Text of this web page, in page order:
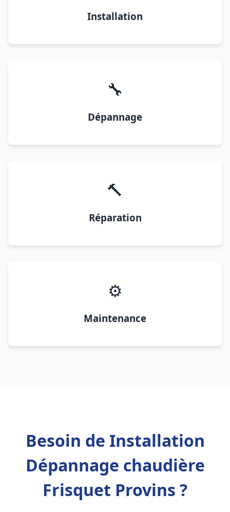
Installation
🔧
Dépannage
🔨
Réparation
⚙️
Maintenance
Besoin de Installation
Dépannage chaudière
Frisquet Provins ?